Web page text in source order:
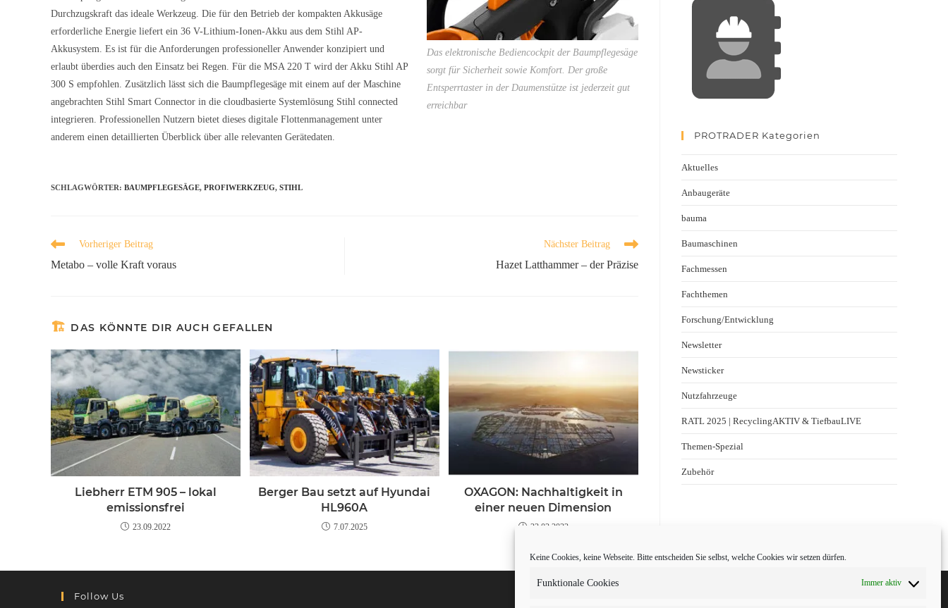
Keine Cookies, keine Webseite. Bitte entscheiden Sie selbst, welche Cookies wir setzen dürfen.
Funktionale Cookies Immer aktiv
Das elektronische Bediencockpit der Baumpflegesäge
sorgt für Sicherheit sowie Komfort. Der große
Entsperrtaster in der Daumenstütze ist jederzeit gut
erreichbar
Durchzugskraft das ideale Werkzeug. Die für den Betrieb der kompakten Akkusäge
erforderliche Energie liefert ein 36 V-Lithium-Ionen-Akku aus dem Stihl AP-
Akkusystem. Es ist für die Anforderungen professioneller Anwender konzipiert und
erlaubt überdies auch den Einsatz bei Regen. Für die MSA 220 T wird der Akku Stihl AP
300 S empfohlen. Zusätzlich lässt sich die Baumpflegesäge mit einem auf der Maschine
angebrachten Stihl Smart Connector in die cloudbasierte Systemlösung Stihl connected
integrieren. Professionellen Nutzern bietet dieses digitale Flottenmanagement unter
anderem einen detaillierten Überblick über alle relevanten Gerätedaten.
SCHLAGWÖRTER: BAUMPFLEGESÄGE, PROFIWERKZEUG, STIHL
Vorheriger Beitrag
Metabo – volle Kraft voraus
Nächster Beitrag
Hazet Latthammer – der Präzise
DAS KÖNNTE DIR AUCH GEFALLEN
Liebherr ETM 905 – lokal
emissionsfrei
23.09.2022
Berger Bau setzt auf Hyundai
HL960A
7.07.2025
OXAGON: Nachhaltigkeit in
einer neuen Dimension
23.02.2022
PROTRADER Kategorien
Aktuelles
Anbaugeräte
bauma
Baumaschinen
Fachmessen
Fachthemen
Forschung/Entwicklung
Newsletter
Newsticker
Nutzfahrzeuge
RATL 2025 | RecyclingAKTIV & TiefbauLIVE
Themen-Spezial
Zubehör
Follow Us